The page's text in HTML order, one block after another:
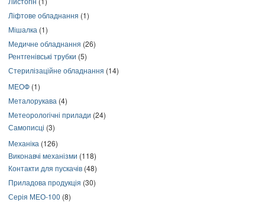
Ліфтове обладнання (1)
Мішалка (1)
Медичне обладнання (26)
Рентгенівські трубки (5)
Стерилізаційне обладнання (14)
МЕОФ (1)
Металорукава (4)
Метеорологічні прилади (24)
Самописці (3)
Механіка (126)
Виконавчі механізми (118)
Контакти для пускачів (48)
Приладова продукція (30)
Серія МЕО-100 (8)